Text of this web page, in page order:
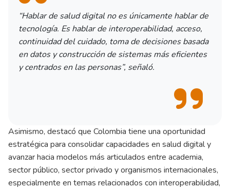
“Hablar de salud digital no es únicamente hablar de
tecnología. Es hablar de interoperabilidad, acceso,
continuidad del cuidado, toma de decisiones basada
en datos y construcción de sistemas más eficientes
y centrados en las personas”, señaló.
Asimismo, destacó que Colombia tiene una oportunidad
estratégica para consolidar capacidades en salud digital y
avanzar hacia modelos más articulados entre academia,
sector público, sector privado y organismos internacionales,
especialmente en temas relacionados con interoperabilidad,